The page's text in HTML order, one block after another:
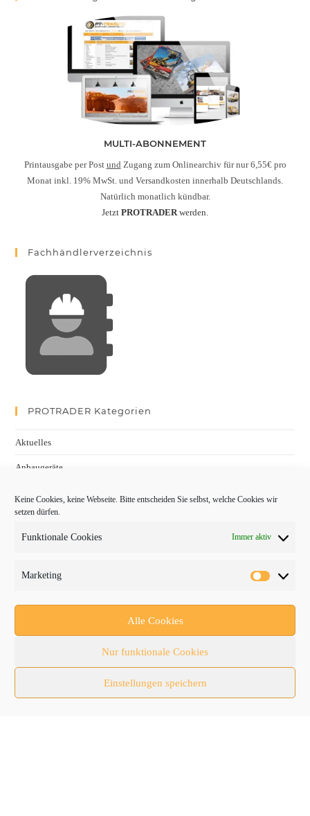
Keine Cookies, keine Webseite. Bitte entscheiden Sie selbst, welche Cookies wir
setzen dürfen.
Funktionale Cookies Immer aktiv
Marketing
Alle Cookies
Nur funktionale Cookies
Einstellungen speichern
MULTI-ABONNEMENT
Printausgabe per Post und Zugang zum Onlinearchiv für nur 6,55€ pro
Monat inkl. 19% MwSt. und Versandkosten innerhalb Deutschlands.
Natürlich monatlich kündbar.
Jetzt PROTRADERwerden.
Fachhändlerverzeichnis
PROTRADER Kategorien
Aktuelles
Anbaugeräte
Baumaschinen
Fachmessen
Nutzfahrzeuge
RATL 2025 | RecyclingAKTIV & TiefbauLIVE